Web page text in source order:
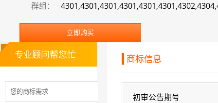
群组：
立即购买
商标信息
初审公告期号
专业顾问帮您忙